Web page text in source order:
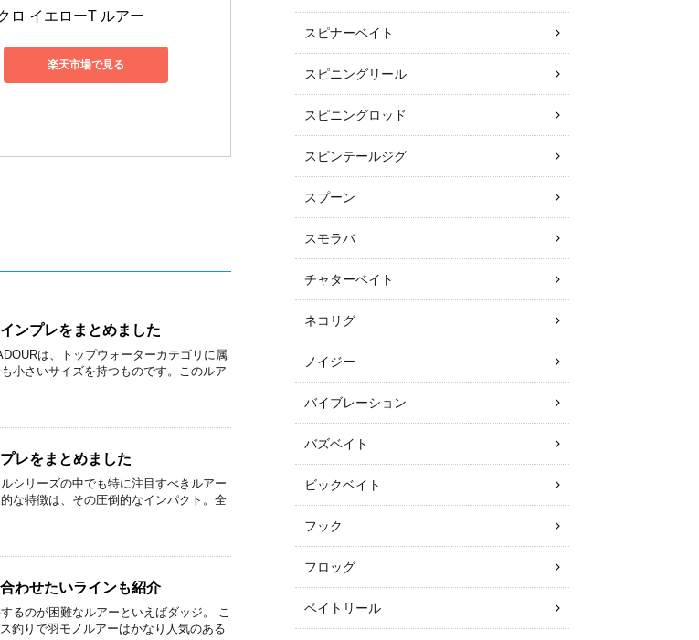
ロ イエローT ルアー
楽天市場で見る
ンプレをまとめました
は、トップウォーターカテゴリに属
小さいサイズを持つものです。このルア
レをまとめました
シリーズの中でも特に注目すべきルアー
な特徴は、その圧倒的なインパクト。全
わせたいラインも紹介
るのが困難なルアーといえばダッジ。 こ
釣りで羽モノルアーはかなり人気のある
スピナーベイト
スピニングリール
スピニングロッド
スピンテールジグ
スプーン
スモラバ
チャターベイト
ネコリグ
ノイジー
バイブレーション
バズベイト
ビックベイト
フック
フロッグ
ベイトリール